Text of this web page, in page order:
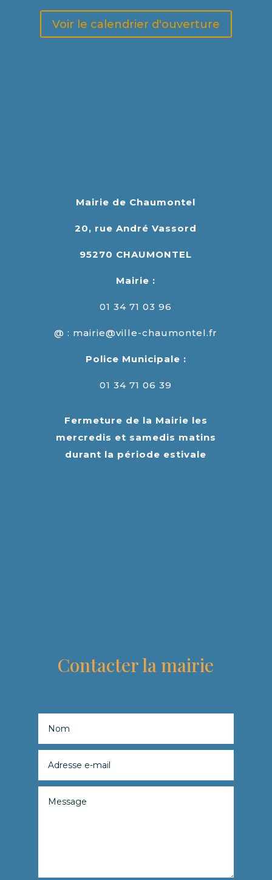
Voir le calendrier d'ouverture
Mairie de Chaumontel
20, rue André Vassord
95270 CHAUMONTEL
Mairie :
01 34 71 03 96
@ : mairie@ville-chaumontel.fr
Police Municipale :
01 34 71 06 39
Fermeture de la Mairie les
mercredis et samedis matins
durant la période estivale
Contacter la mairie